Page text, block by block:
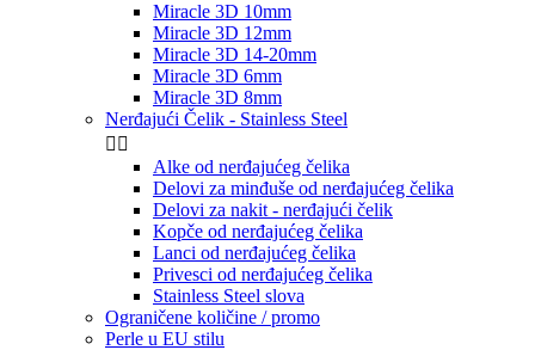
Miracle 3D 10mm
Miracle 3D 12mm
Miracle 3D 14-20mm
Miracle 3D 6mm
Miracle 3D 8mm
Nerđajući Čelik - Stainless Steel
 
Alke od nerđajućeg čelika
Delovi za minđuše od nerđajućeg čelika
Delovi za nakit - nerđajući čelik
Kopče od nerđajućeg čelika
Lanci od nerđajućeg čelika
Privesci od nerđajućeg čelika
Stainless Steel slova
Ograničene količine / promo
Perle u EU stilu